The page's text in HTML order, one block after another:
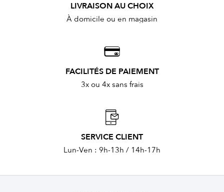
LIVRAISON AU CHOIX
À domicile ou en magasin
FACILITÉS DE PAIEMENT
3x ou 4x sans frais
SERVICE CLIENT
Lun-Ven : 9h-13h / 14h-17h